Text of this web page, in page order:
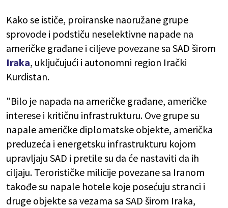
Kako se ističe, proiranske naoružane grupe
sprovode i podstiču neselektivne napade na
američke građane i ciljeve povezane sa SAD širom
Iraka, uključujući i autonomni region Irački
Kurdistan.
"Bilo je napada na američke građane, američke
interese i kritičnu infrastrukturu. Ove grupe su
napale američke diplomatske objekte, američka
preduzeća i energetsku infrastrukturu kojom
upravljaju SAD i pretile su da će nastaviti da ih
ciljaju. Terorističke milicije povezane sa Iranom
takođe su napale hotele koje posećuju stranci i
druge objekte sa vezama sa SAD širom Iraka,